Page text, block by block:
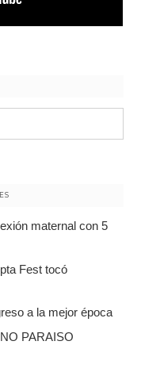
maternal con 5
Fest tocó
a la mejor época
PARAISO